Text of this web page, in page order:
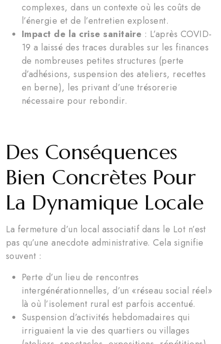
complexes, dans un contexte où les coûts de
l’énergie et de l’entretien explosent.
Impact de la crise sanitaire : L’après COVID-
19 a laissé des traces durables sur les finances
de nombreuses petites structures (perte
d’adhésions, suspension des ateliers, recettes
en berne), les privant d’une trésorerie
nécessaire pour rebondir.
Des Conséquences
Bien Concrètes Pour
La Dynamique Locale
La fermeture d’un local associatif dans le Lot n’est
pas qu’une anecdote administrative. Cela signifie
souvent :
Perte d’un lieu de rencontres
intergénérationnelles, d’un «réseau social réel»
là où l’isolement rural est parfois accentué.
Suspension d’activités hebdomadaires qui
irriguaient la vie des quartiers ou villages